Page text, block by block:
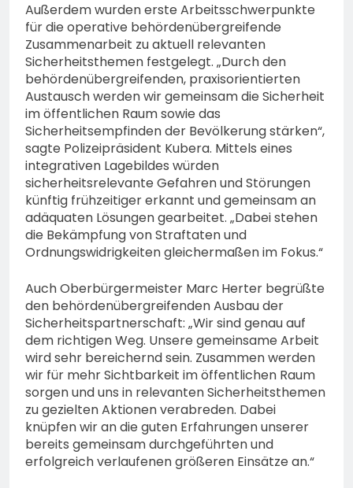
Außerdem wurden erste Arbeitsschwerpunkte
für die operative behördenübergreifende
Zusammenarbeit zu aktuell relevanten
Sicherheitsthemen festgelegt. „Durch den
behördenübergreifenden, praxisorientierten
Austausch werden wir gemeinsam die Sicherheit
im öffentlichen Raum sowie das
Sicherheitsempfinden der Bevölkerung stärken“,
sagte Polizeipräsident Kubera. Mittels eines
integrativen Lagebildes würden
sicherheitsrelevante Gefahren und Störungen
künftig frühzeitiger erkannt und gemeinsam an
adäquaten Lösungen gearbeitet. „Dabei stehen
die Bekämpfung von Straftaten und
Ordnungswidrigkeiten gleichermaßen im Fokus.“
Auch Oberbürgermeister Marc Herter begrüßte
den behördenübergreifenden Ausbau der
Sicherheitspartnerschaft: „Wir sind genau auf
dem richtigen Weg. Unsere gemeinsame Arbeit
wird sehr bereichernd sein. Zusammen werden
wir für mehr Sichtbarkeit im öffentlichen Raum
sorgen und uns in relevanten Sicherheitsthemen
zu gezielten Aktionen verabreden. Dabei
knüpfen wir an die guten Erfahrungen unserer
bereits gemeinsam durchgeführten und
erfolgreich verlaufenen größeren Einsätze an.“